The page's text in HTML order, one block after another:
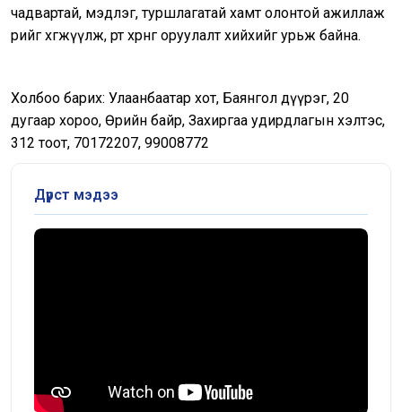
чадвартай, мэдлэг, туршлагатай хамт олонтой ажиллаж
өөрийгөө хөгжүүлж, өөртөө хөрөнгө оруулалт хийхийг урьж байна.
Холбоо барих: Улаанбаатар хот, Баянгол дүүрэг, 20
дугаар хороо, Өөрийн байр, Захиргаа удирдлагын хэлтэс,
312 тоот, 70172207, 99008772
Дүрст мэдээ